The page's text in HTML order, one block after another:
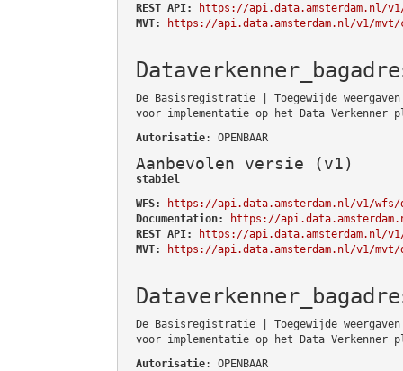
REST API:
https://api.data.amsterdam.nl/
MVT:
https://api.data.amsterdam.nl/v1/mvt/
De Basisregistratie | Toegewijde
voor implementatie op het Data Verkenner
Autorisatie: OPENBAAR
Aanbevolen versie (v1)
stabiel
WFS:
https://api.data.amsterdam.nl/v1/wfs/
Documentation:
https://
REST API:
https://api.data.amsterdam.nl/
MVT:
https://api.data.amsterdam.nl/v1/mvt/
De Basisregistratie | Toegewijde
voor implementatie op het Data Verkenner
Autorisatie: OPENBAAR